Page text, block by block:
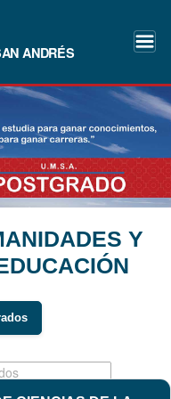
ANDRÉS
Y